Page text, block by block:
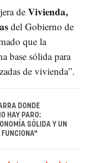
de Vivienda,
del Gobierno de
que la
base sólida para
de vivienda”.
DONDE
HAY PARO:
SÓLIDA Y UN
FUNCIONA"